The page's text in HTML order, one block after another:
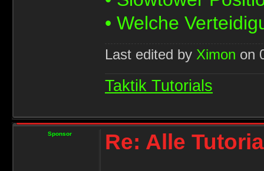
• Welche
Last edited by Ximon on
Taktik Tutorials
Sponsor Re: Alle